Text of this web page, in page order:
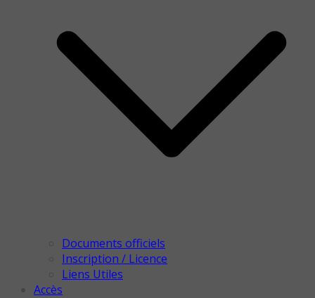
Documents officiels
Inscription / Licence
Liens Utiles
Accès